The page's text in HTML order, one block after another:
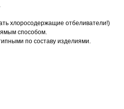
хлоросодержащие отбеливатели!)
способом.
по составу изделиями.